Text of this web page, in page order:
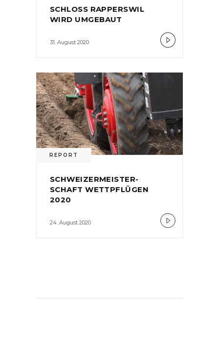
SCHLOSS RAPPERSWIL
WIRD UMGEBAUT
31. August 2020
REPORT
SCHWEIZERMEISTER-
SCHAFT WETTPFLÜGEN
2020
24. August 2020